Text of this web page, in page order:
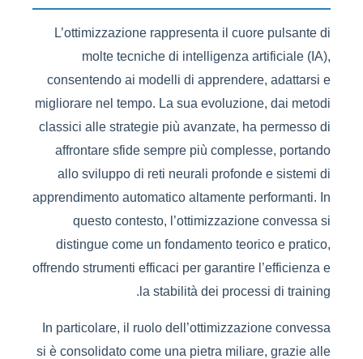
L’ottimizzazione rappresenta il cuore pulsante di
molte tecniche di intelligenza artificiale (IA),
consentendo ai modelli di apprendere, adattarsi e
migliorare nel tempo. La sua evoluzione, dai metodi
classici alle strategie più avanzate, ha permesso di
affrontare sfide sempre più complesse, portando
allo sviluppo di reti neurali profonde e sistemi di
apprendimento automatico altamente performanti. In
questo contesto, l’ottimizzazione convessa si
distingue come un fondamento teorico e pratico,
offrendo strumenti efficaci per garantire l’efficienza e
la stabilità dei processi di training.
In particolare, il ruolo dell’ottimizzazione convessa
si è consolidato come una pietra miliare, grazie alle